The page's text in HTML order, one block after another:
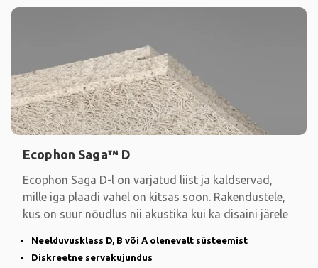
Ecophon Saga™ D
Ecophon Saga D-l on varjatud liist ja kaldservad,
mille iga plaadi vahel on kitsas soon. Rakendustele,
kus on suur nõudlus nii akustika kui ka disaini järele
Neelduvusklass D, B või A olenevalt süsteemist
Diskreetne servakujundus